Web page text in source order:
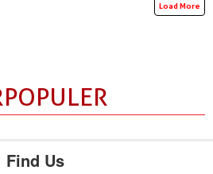
Load More
Find Us